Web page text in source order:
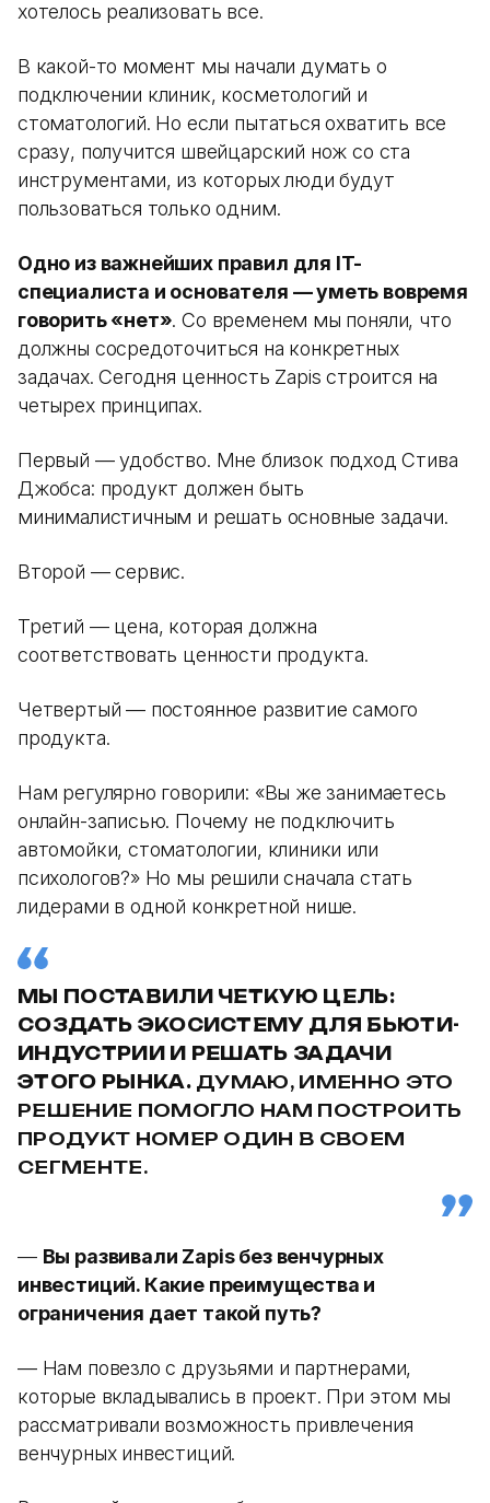
хотелось реализовать все.
В какой-то момент мы начали думать о
подключении клиник, косметологий и
стоматологий. Но если пытаться охватить все
сразу, получится швейцарский нож со ста
инструментами, из которых люди будут
пользоваться только одним.
Одно из важнейших правил для IT-
специалиста и основателя — уметь вовремя
говорить «нет». Со временем мы поняли, что
должны сосредоточиться на конкретных
задачах. Сегодня ценность Zapis строится на
четырех принципах.
Первый — удобство. Мне близок подход Стива
Джобса: продукт должен быть
минималистичным и решать основные задачи.
Второй — сервис.
Третий — цена, которая должна
соответствовать ценности продукта.
Четвертый — постоянное развитие самого
продукта.
Нам регулярно говорили: «Вы же занимаетесь
онлайн-записью. Почему не подключить
автомойки, стоматологии, клиники или
психологов?» Но мы решили сначала стать
лидерами в одной конкретной нише.
МЫ ПОСТАВИЛИ ЧЕТКУЮ ЦЕЛЬ:
СОЗДАТЬ ЭКОСИСТЕМУ ДЛЯ БЬЮТИ-
ИНДУСТРИИ И РЕШАТЬ ЗАДАЧИ
ЭТОГО РЫНКА. ДУМАЮ, ИМЕННО ЭТО
РЕШЕНИЕ ПОМОГЛО НАМ ПОСТРОИТЬ
ПРОДУКТ НОМЕР ОДИН В СВОЕМ
СЕГМЕНТЕ.
— Вы развивали Zapis без венчурных
инвестиций. Какие преимущества и
ограничения дает такой путь?
— Нам повезло с друзьями и партнерами,
которые вкладывались в проект. При этом мы
рассматривали возможность привлечения
венчурных инвестиций.